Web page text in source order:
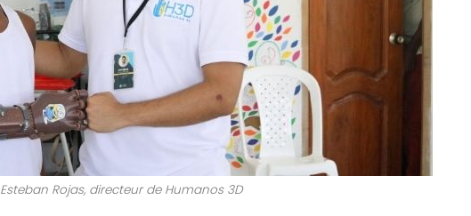
Esteban Rojas, directeur de Humanos 3D